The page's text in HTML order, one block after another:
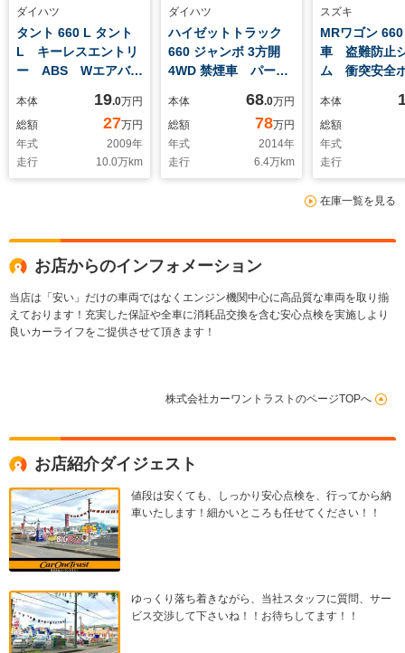
ダイハツ
タント 660 L タント
L キーレスエントリ
ー ABS Wエアバッ
安全ボディ 点検記録
簿 取扱説明書 タイ
ミングチェーン車
本体 19.0万円
総額
27万円
年式
2009年
走行
10.0万km
ダイハツ
ハイゼットトラック
660 ジャンボ 3方開
4WD 禁煙車 パート
簿 キーレスエントリ
ー 社外SDナビ
ETC フルセグTV
社外フルエアロ リヤ
ウイング LEDヘッド
本体 68.0万円
総額
78万円
年式
2014年
走行
6.4万km
スズキ
MRワゴン
車 盗難防止
ム 衝突安全
エアコン
アバッグ レ
ー 点検記録
ミングチェー
本体
総額
年式
走行
在庫一覧を見る
お店からのインフォメーション
当店は「安い」だけの車両ではなくエンジン機関中心に高品質な車両を取り揃
えております！充実した保証や全車に消耗品交換を含む安心点検を実施しより
良いカーライフをご提供させて頂きます！
株式会社カーワントラストのページTOPへ
お店紹介ダイジェスト
値段は安くても、しっかり安心点検を、行ってから納
車いたします！細かいところも任せてください！！
ゆっくり落ち着きながら、当社スタッフに質問、サー
ビス交渉して下さいね！！お待ちしてます！！